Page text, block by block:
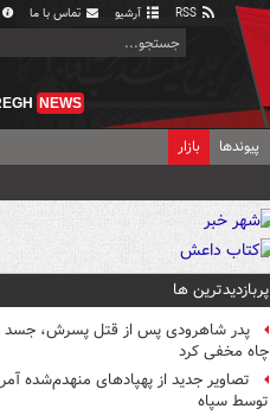
آرشیو تماس با ما
NEWS
پیوندها بازار
پربازدیدترین ها
پدر شاهرودی پس از قتل پسرش، جسد
چاه مخفی کرد
تصاویر جدید از پهپادهای منهدم‌شده
توسط سپاه